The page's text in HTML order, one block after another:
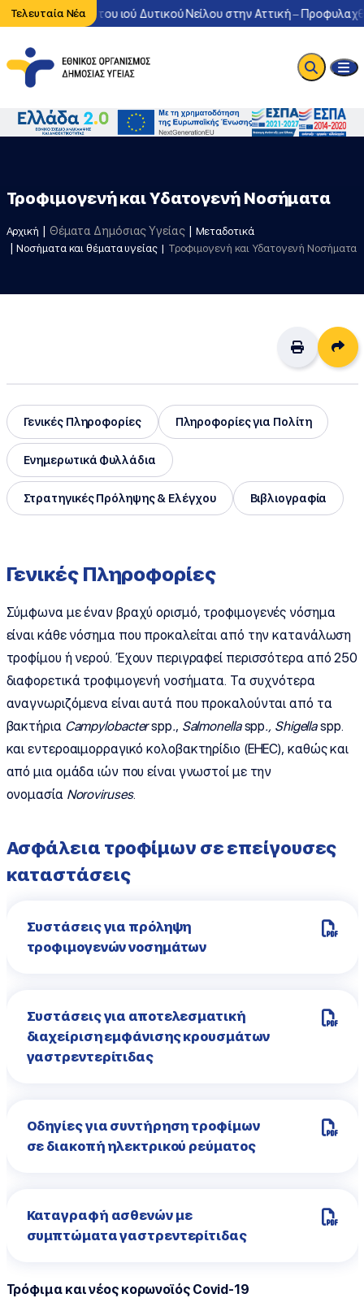
Τελευταία Νέα
κυκλοφορία του ιού Δυτικού Νείλου στην Αττική –
Τροφιμογενή και Υδατογενή Νοσήματα
Αρχική Θέματα Δημόσιας Υγείας
Μεταδοτικά
Νοσήματα και θέματα υγείας
Τροφιμογενή και Υδατογενή Νοσήματα
Γενικές Πληροφορίες Πληροφορίες για Πολίτη
Ενημερωτικά Φυλλάδια
Στρατηγικές Πρόληψης & Ελέγχου Βιβλιογραφία
Γενικές Πληροφορίες
Σύμφωνα με έναν βραχύ ορισμό, τροφιμογενές νόσημα
είναι κάθε νόσημα που προκαλείται από την κατανάλωση
τροφίμου ή νερού. Έχουν περιγραφεί περισσότερα από 250
διαφορετικά τροφιμογενή νοσήματα. Τα συχνότερα
αναγνωριζόμενα είναι αυτά που προκαλούνται από τα
βακτήρια Campylobacter spp., Salmonella spp., Shigellaspp.
και εντεροαιμορραγικό κολοβακτηρίδιο (EHEC), καθώς και
από μια ομάδα ιών που είναι γνωστοί με την
ονομασία Noroviruses.
Ασφάλεια τροφίμων σε επείγουσες
καταστάσεις
Συστάσεις για πρόληψη
τροφιμογενών νοσημάτων
Συστάσεις για αποτελεσματική
διαχείριση εμφάνισης κρουσμάτων
γαστρεντερίτιδας
Οδηγίες για συντήρηση τροφίμων
σε διακοπή ηλεκτρικού ρεύματος
Καταγραφή ασθενών με
συμπτώματα γαστρεντερίτιδας
Τρόφιμα και νέος κορωνοϊός Covid-19